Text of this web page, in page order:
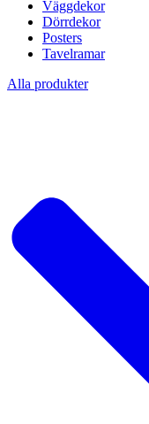
Väggdekor
Dörrdekor
Posters
Tavelramar
Alla produkter